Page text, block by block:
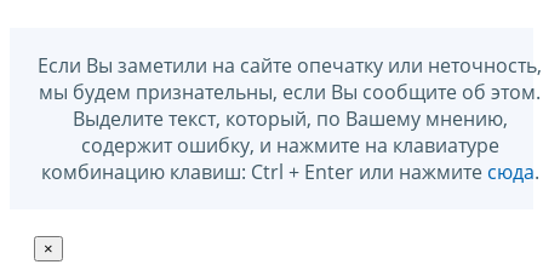
Если Вы заметили на сайте опечатку или неточность,
мы будем признательны, если Вы сообщите об этом.
Выделите текст, который, по Вашему мнению,
содержит ошибку, и нажмите на клавиатуре
комбинацию клавиш: Ctrl + Enter или нажмите сюда.
×